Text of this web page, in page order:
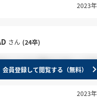
2023
さん (24卒)
たことなど教えてほしいで
会員登録して閲覧する（無料）
2023